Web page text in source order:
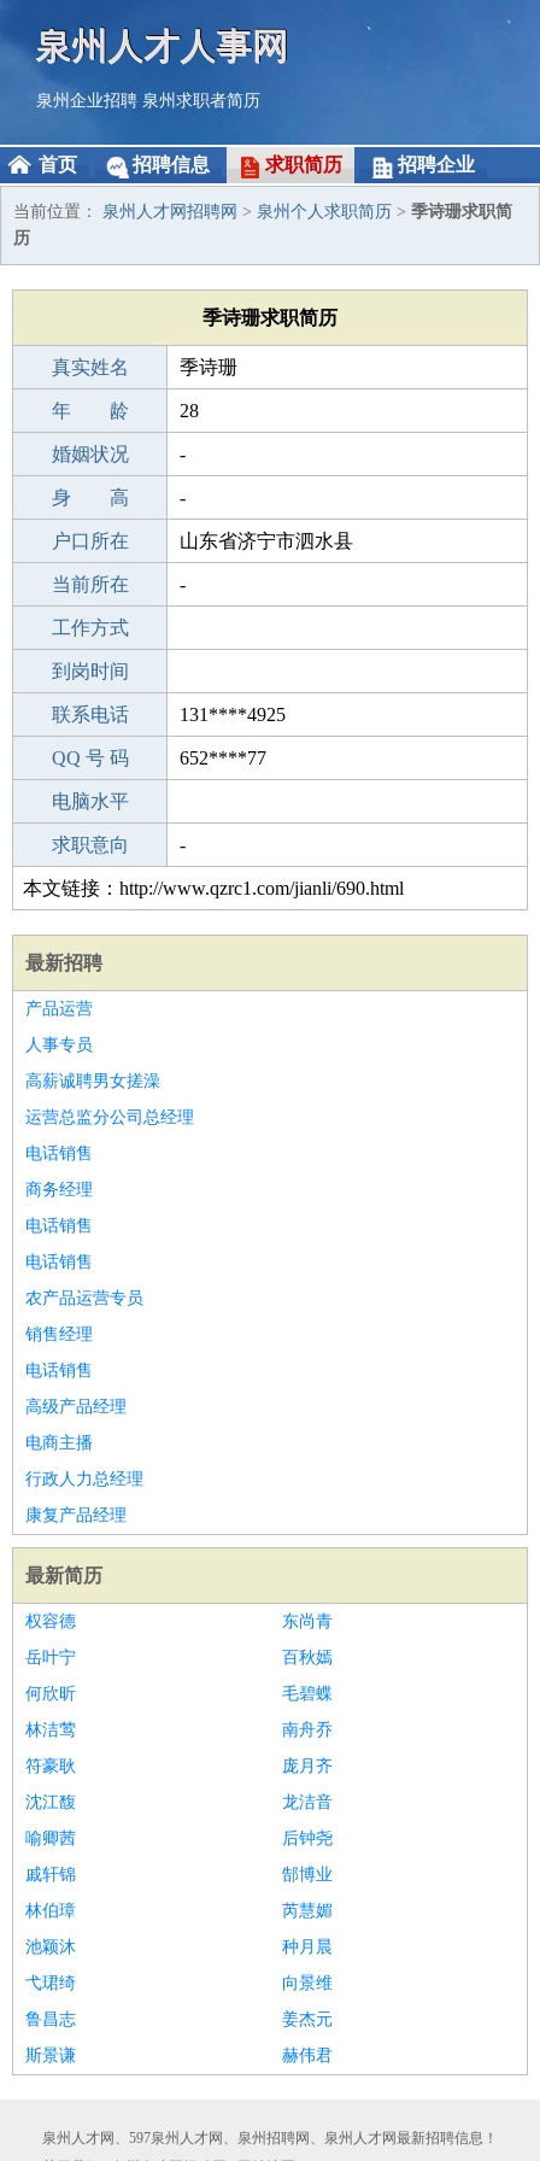
泉州人才人事网
泉州企业招聘 泉州求职者简历
首页 招聘信息 求职简历 招聘企业
当前位置： 泉州人才网招聘网 > 泉州个人求职简历 > 季诗珊求职简
历
季诗珊求职简历
真实姓名 季诗珊
性 别 女
年 龄 28
出生年月 1998-08-24
婚姻状况 -
学 历 初中
身 高 -
毕业学校 隆尧县实验中学
户口所在 山东省济宁市泗水县
所学专业 -
当前所在 -
工作经验
工作方式
驾 照
到岗时间
期望月薪
联系电话 131****4925
手机号码 131****4925
QQ 号 码 652****77
微信号码
电脑水平
外语水平
求职意向 -
本文链接：http://www.qzrc1.com/jianli/690.html
最新招聘
产品运营
人事专员
高薪诚聘男女搓澡
运营总监分公司总经理
电话销售
商务经理
电话销售
电话销售
农产品运营专员
销售经理
电话销售
高级产品经理
电商主播
行政人力总经理
康复产品经理
最新简历
权容德
东尚青
岳叶宁
百秋嫣
何欣昕
毛碧蝶
林洁莺
南舟乔
符豪耿
庞月齐
沈江馥
龙洁音
喻卿茜
后钟尧
戚轩锦
郜博业
林伯璋
芮慧媚
池颖沐
种月晨
弋珺绮
向景维
鲁昌志
姜杰元
斯景谦
赫伟君
泉州人才网、597泉州人才网、泉州招聘网、泉州人才网最新招聘信息！